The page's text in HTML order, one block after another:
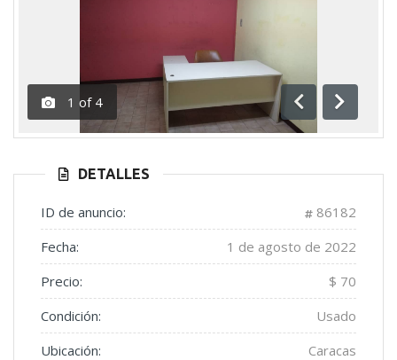
1 of 4
Anterior
DETALLES
ID de anuncio:
86182
Fecha:
1 de agosto de 2022
Precio:
$ 70
Condición:
Usado
Ubicación:
Caracas